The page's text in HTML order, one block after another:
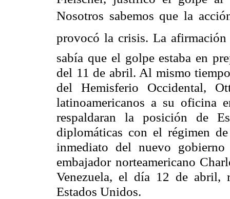
Nosotros sabemos que la
provocó la crisis. La
sabía que el golpe estaba en
del 11 de abril. Al mismo
del Hemisferio Occidental,
latinoamericanos a su oficina
respaldaran la posición de
diplomáticas con el régimen
inmediato del nuevo
embajador norteamericano
Venezuela, el día 12 de abril,
Estados Unidos.